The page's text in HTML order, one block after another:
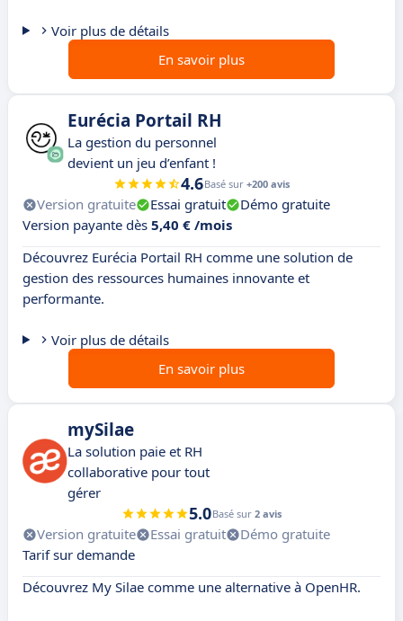
Voir plus de détails
En savoir plus
Eurécia Portail RH
La gestion du personnel
devient un jeu d’enfant !
4.6Basé sur +200 avis
Version gratuite Essai gratuit
Démo gratuite
Version payante dès 5,40 € /mois
Découvrez Eurécia Portail RH comme une solution de
gestion des ressources humaines innovante et
performante.
Voir plus de détails
En savoir plus
mySilae
La solution paie et RH
collaborative pour tout
gérer
5.0Basé sur 2 avis
Version gratuite Essai gratuit
Démo gratuite
Tarif sur demande
Découvrez My Silae comme une alternative à OpenHR.